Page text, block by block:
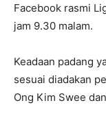
Facebook rasmi
jam 9.30 malam.
Keadaan padang
sesuai diadakan
Ong Kim Swee